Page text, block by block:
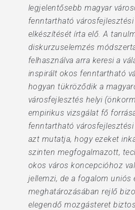
legjelentősebb magyar
fenntartható
elkészítését írta elő. A
diskurzuselemzés
felhasználva arra keresi a
inspirált okos fenntartható
hogyan tükröződik a
városfejlesztés helyi
empirikus vizsgálat fő
fenntartható
azt mutatja, hogy ezeket
szinten megfogalmazott,
okos város koncepcióhoz
jellemzi, de a fogalom uniós
meghatározásában rejlő
elegendő mozgásteret